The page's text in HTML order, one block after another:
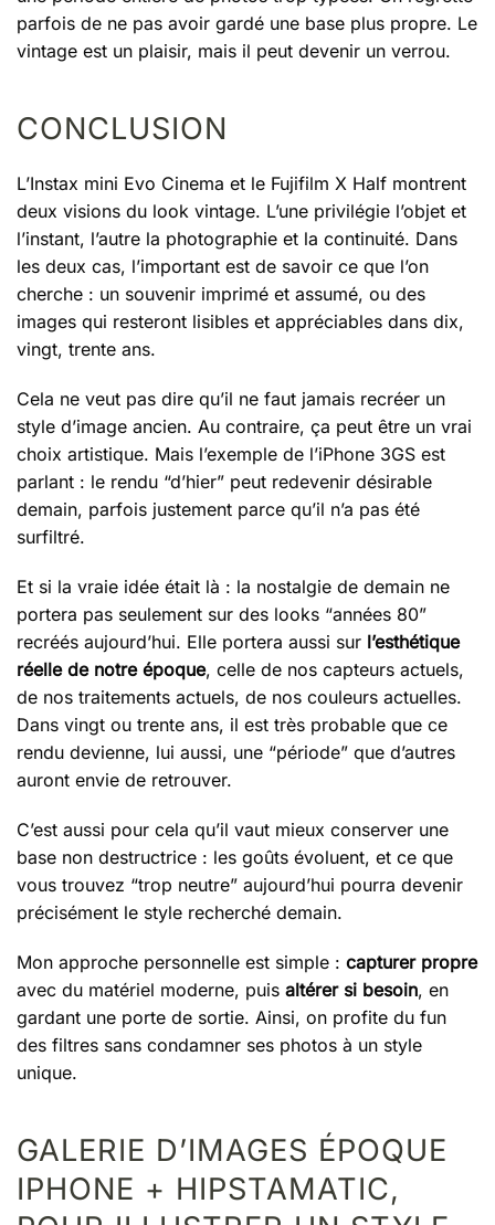
parfois de ne pas avoir gardé une base plus propre. Le
vintage est un plaisir, mais il peut devenir un verrou.
CONCLUSION
L’Instax mini Evo Cinema et le Fujifilm X Half montrent
deux visions du look vintage. L’une privilégie l’objet et
l’instant, l’autre la photographie et la continuité. Dans
les deux cas, l’important est de savoir ce que l’on
cherche : un souvenir imprimé et assumé, ou des
images qui resteront lisibles et appréciables dans dix,
vingt, trente ans.
Cela ne veut pas dire qu’il ne faut jamais recréer un
style d’image ancien. Au contraire, ça peut être un vrai
choix artistique. Mais l’exemple de l’iPhone 3GS est
parlant : le rendu “d’hier” peut redevenir désirable
demain, parfois justement parce qu’il n’a pas été
surfiltré.
Et si la vraie idée était là : la nostalgie de demain ne
portera pas seulement sur des looks “années 80”
recréés aujourd’hui. Elle portera aussi sur l’esthétique
réelle de notre époque, celle de nos capteurs actuels,
de nos traitements actuels, de nos couleurs actuelles.
Dans vingt ou trente ans, il est très probable que ce
rendu devienne, lui aussi, une “période” que d’autres
auront envie de retrouver.
C’est aussi pour cela qu’il vaut mieux conserver une
base non destructrice : les goûts évoluent, et ce que
vous trouvez “trop neutre” aujourd’hui pourra devenir
précisément le style recherché demain.
Mon approche personnelle est simple : capturer propre
avec du matériel moderne, puis altérer si besoin, en
gardant une porte de sortie. Ainsi, on profite du fun
des filtres sans condamner ses photos à un style
unique.
GALERIE D’IMAGES ÉPOQUE
IPHONE + HIPSTAMATIC,